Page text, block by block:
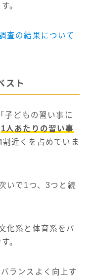
。
査の結果について
スト
子どもの習い事に
1人あたりの習い事
割近くを占めていま
いで1つ、3つと続
化系と体育系をバ
。
ランスよく向上す